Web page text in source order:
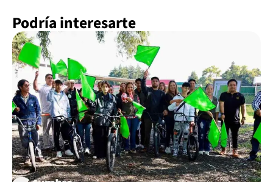
Podría interesarte